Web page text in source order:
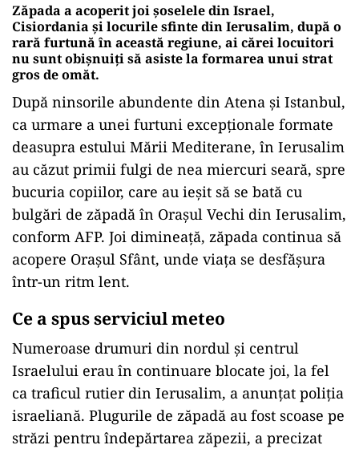
Zăpada a acoperit joi şoselele din Israel,
Cisiordania şi locurile sfinte din Ierusalim, după o
rară furtună în această regiune, ai cărei locuitori
nu sunt obişnuiţi să asiste la formarea unui strat
gros de omăt.
După ninsorile abundente din Atena şi Istanbul,
ca urmare a unei furtuni excepţionale formate
deasupra estului Mării Mediterane, în Ierusalim
au căzut primii fulgi de nea miercuri seară, spre
bucuria copiilor, care au ieşit să se bată cu
bulgări de zăpadă în Oraşul Vechi din Ierusalim,
conform AFP. Joi dimineaţă, zăpada continua să
acopere Oraşul Sfânt, unde viaţa se desfăşura
într-un ritm lent.
Ce a spus serviciul meteo
Numeroase drumuri din nordul şi centrul
Israelului erau în continuare blocate joi, la fel
ca traficul rutier din Ierusalim, a anunţat poliţia
israeliană. Plugurile de zăpadă au fost scoase pe
străzi pentru îndepărtarea zăpezii, a precizat